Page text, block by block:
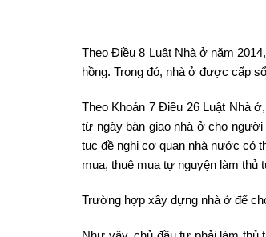
Theo Điều 8 Luật Nhà ở năm
hồng. Trong đó, nhà ở được cấp
Theo Khoản 7 Điều 26 Luật Nhà
từ ngày bàn giao nhà ở cho người
tục đề nghị cơ quan nhà nước có
mua, thuê mua tự nguyện làm thủ
Trường hợp xây dựng nhà ở để